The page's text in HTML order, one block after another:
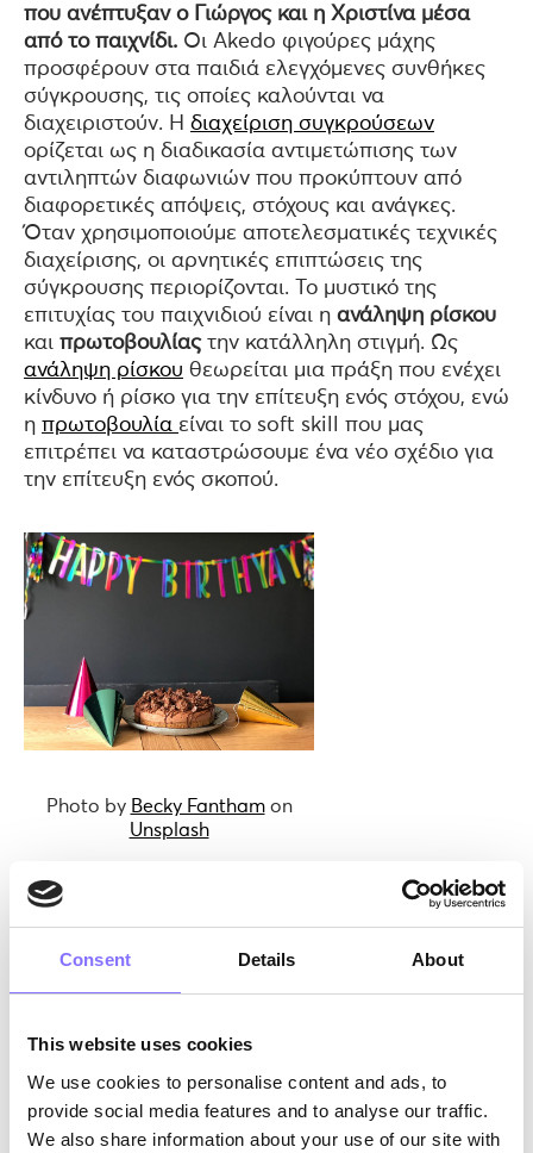
Consent Details About
This website uses cookies
We use cookies to personalise content and ads, to
provide social media features and to analyse our traffic.
We also share information about your use of our site with
που ανέπτυξαν ο Γιώργος και η Χριστίνα μέσα
από το παιχνίδι. Οι Akedo φιγούρες μάχης
προσφέρουν στα παιδιά ελεγχόμενες συνθήκες
σύγκρουσης, τις οποίες καλούνται να
διαχειριστούν. Η διαχείριση συγκρούσεων
ορίζεται ως η διαδικασία αντιμετώπισης των
αντιληπτών διαφωνιών που προκύπτουν από
διαφορετικές απόψεις, στόχους και ανάγκες.
Όταν χρησιμοποιούμε αποτελεσματικές τεχνικές
διαχείρισης, οι αρνητικές επιπτώσεις της
σύγκρουσης περιορίζονται. Το μυστικό της
επιτυχίας του παιχνιδιού είναι η ανάληψη ρίσκου
και πρωτοβουλίας την κατάλληλη στιγμή. Ως
ανάληψη ρίσκου θεωρείται μια πράξη που ενέχει
κίνδυνο ή ρίσκο για την επίτευξη ενός στόχου, ενώ
η πρωτοβουλία είναι το soft skill που μας
επιτρέπει να καταστρώσουμε ένα νέο σχέδιο για
την επίτευξη ενός σκοπού.
Photo by Becky Fanthamon
Unsplash
καταφθάσει οι τρεις καλύτερες φίλες της
Χριστίνας, μαζί με τα μικρότερα αδέρφια τους. Το
σαλόνι μετατρέπεται σε πραγματικό παιδότοπο.
το σπίτι με το πουλάκιCocoritos
διασκεδάζουν, η μητέρα της Χριστίνας παρατηρεί
ότι τα παιδιά έχουν βάλει τις κούκλες να μιλάνε
μεταξύ τους, ενώ το πουλάκι είναι το κατοικίδιο